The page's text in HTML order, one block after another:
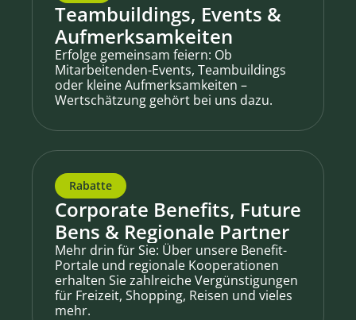
Teambuildings, Events &
Aufmerksamkeiten
Erfolge gemeinsam feiern: Ob
Mitarbeitenden-Events, Teambuildings
oder kleine Aufmerksamkeiten –
Wertschätzung gehört bei uns dazu.
Rabatte
Corporate Benefits, Future
Bens & Regionale Partner
Mehr drin für Sie: Über unsere Benefit-
Portale und regionale Kooperationen
erhalten Sie zahlreiche Vergünstigungen
für Freizeit, Shopping, Reisen und vieles
mehr.